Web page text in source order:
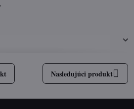
Nasledujúci produkt